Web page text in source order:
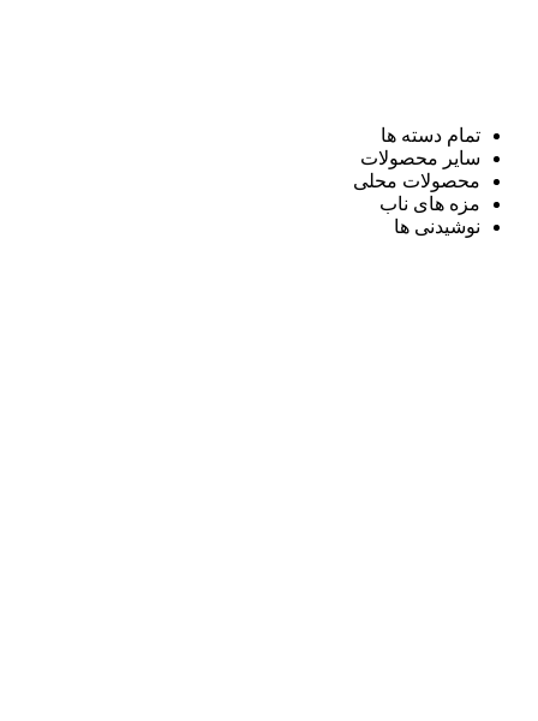
تمام دسته ها
سایر محصولات
محصولات محلی
مزه های ناب
نوشیدنی ها